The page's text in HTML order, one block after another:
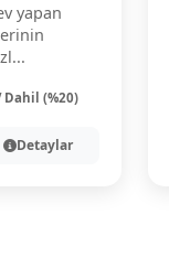
yapan
Dahil (%20)
Detaylar